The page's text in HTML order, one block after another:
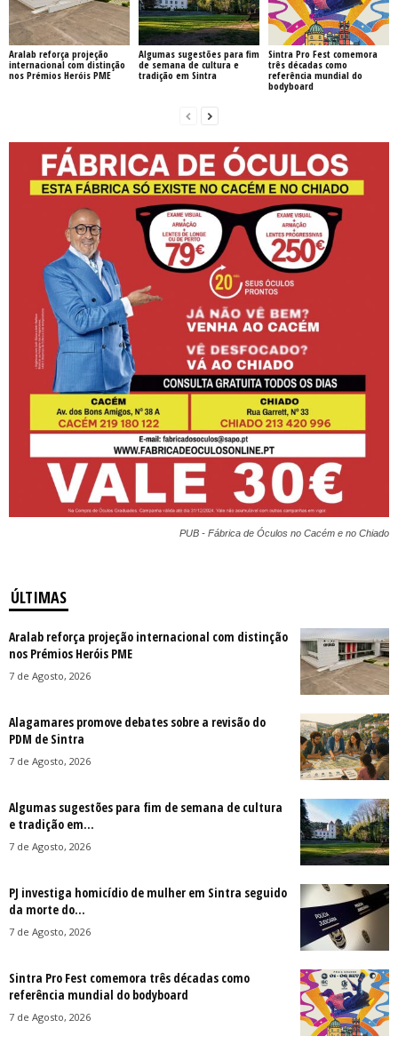
Aralab reforça projeção
internacional com distinção
nos Prémios Heróis PME
Algumas sugestões para fim
de semana de cultura e
tradição em Sintra
Sintra Pro Fest comemora
três décadas como
referência mundial do
bodyboard
PUB - Fábrica de Óculos no Cacém e no Chiado
ÚLTIMAS
Aralab reforça projeção internacional com distinção
nos Prémios Heróis PME
7 de Agosto, 2026
Alagamares promove debates sobre a revisão do
PDM de Sintra
7 de Agosto, 2026
Algumas sugestões para fim de semana de cultura
e tradição em...
7 de Agosto, 2026
PJ investiga homicídio de mulher em Sintra seguido
da morte do...
7 de Agosto, 2026
Sintra Pro Fest comemora três décadas como
referência mundial do bodyboard
7 de Agosto, 2026